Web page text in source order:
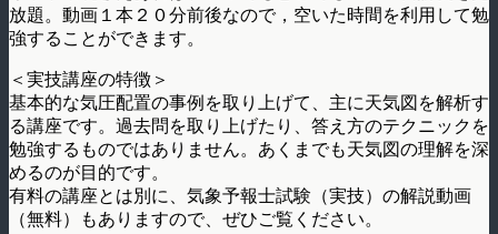
放題。動画１本２０分前後なので，空いた時間を利用して勉
強することができます。
＜実技講座の特徴＞
基本的な気圧配置の事例を取り上げて、主に天気図を解析す
る講座です。過去問を取り上げたり、答え方のテクニックを
勉強するものではありません。あくまでも天気図の理解を深
めるのが目的です。
有料の講座とは別に、気象予報士試験（実技）の解説動画
（無料）もありますので、ぜひご覧ください。